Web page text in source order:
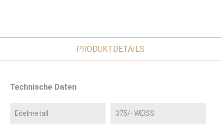
PRODUKTDETAILS
Technische Daten
Edelmetall 375/- WEISS